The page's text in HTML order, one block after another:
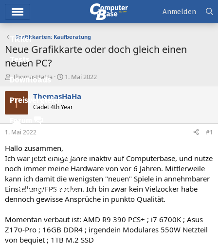
Ticker
Tests
Downloads
Preisvergleich
Forum
Aktuelles
Empfohlene Inhalte
Neue Beiträge
Neueste Aktivitäten
Regeln
Anmelden
Grafikkarten: Kaufberatung
Neue Grafikkarte oder doch gleich einen
neuen PC?
E
r
s
t
l
e
r
ThomasHaHa
E
s
e
t
1. Mai 2022
T ThomasHaHa
Cadet 4th Year
1. Mai 2022 #1
Hallo zusammen,
Ich war jetzt einige Jahre inaktiv auf Computerbase, und nutze
noch immer meine Hardware von vor 6 Jahren. Mittlerweile
kann ich damit die wenigsten "neuen" Spiele in annehmbarer
Einstellung/FPS zocken. Ich bin zwar kein Vielzocker habe
dennoch gewisse Ansprüche in punkto Qualität.
Momentan verbaut ist: AMD R9 390 PCS+ ; i7 6700K ; Asus
Z170-Pro ; 16GB DDR4 ; irgendein Modulares 550W Netzteil
von bequiet ; 1TB M.2 SSD